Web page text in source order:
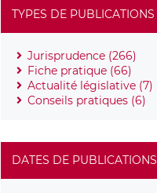
TYPES DE PUBLICATIONS
Jurisprudence (266)
Fiche pratique (66)
Actualité législative (7)
Conseils pratiques (6)
DATES DE PUBLICATIONS